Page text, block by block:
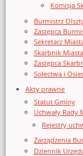
Komisja
Burmistrz
Zastępca
Sekretarz
Skarbnik Miasta
Zastępca
Sołectwa i
Akty prawne
Statut Gminy
Uchwały Rady
Rejestry
Zarządzenia
Dziennik